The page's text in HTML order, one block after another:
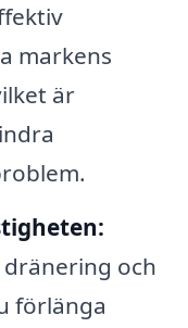
markens
är
och
förlänga